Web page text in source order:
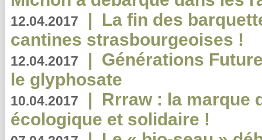
12.04.2017 | La fin des
cantines strasbourgeoises !
12.04.2017 | Générations
le glyphosate
10.04.2017 | Rrraw : la marque
écologique et solidaire !